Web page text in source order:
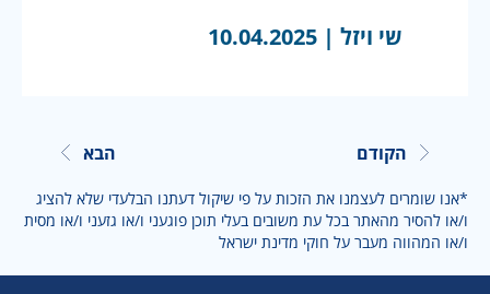
שי ויזל | 10.04.2025
הקודם הבא
*אנו שומרים לעצמנו את הזכות על פי שיקול דעתנו הבלעדי שלא להציג
ו/או להסיר מהאתר בכל עת משובים בעלי תוכן פוגעני ו/או גזעני ו/או מסית
ו/או המהווה מעבר על חוקי מדינת ישראל